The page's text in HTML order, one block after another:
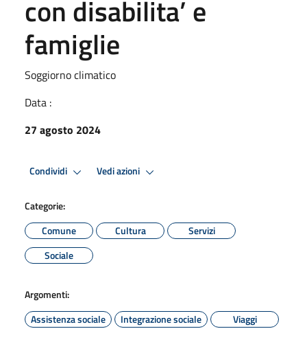
con disabilita’ e
famiglie
Soggiorno climatico
Data :
27 agosto 2024
Condividi Vedi azioni
Categorie:
Comune
Cultura
Servizi
Sociale
Argomenti:
Assistenza sociale
Integrazione sociale Viaggi